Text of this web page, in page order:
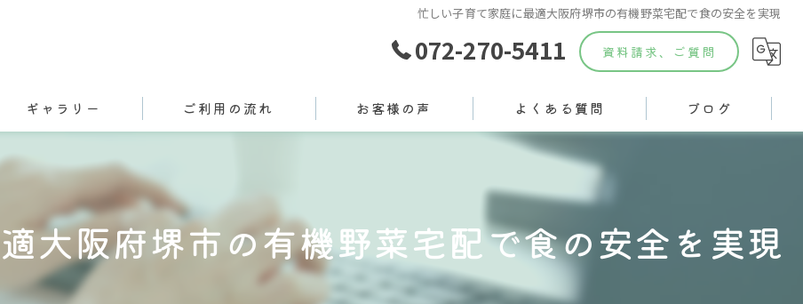
忙しい子育て家庭に最適大阪府堺市の有機野菜宅配で食の安全を実現
072-270-5411 資料請求、ご質問
ギャラリー ご利用の流れ お客様の声 よくある質問 ブログ
大阪府堺市の有機野菜宅配で食の安全を実現